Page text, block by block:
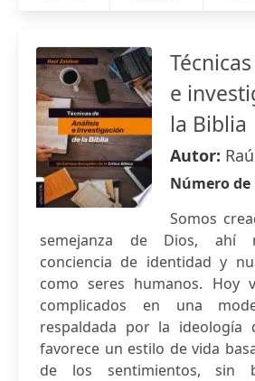
e
la Biblia
Autor:
Número de
Somos
semejanza de Dios, ahí
conciencia de identidad y
como seres humanos. Hoy
complicados en una
respaldada por la ideología
favorece un estilo de vida
de los sentimientos, sin